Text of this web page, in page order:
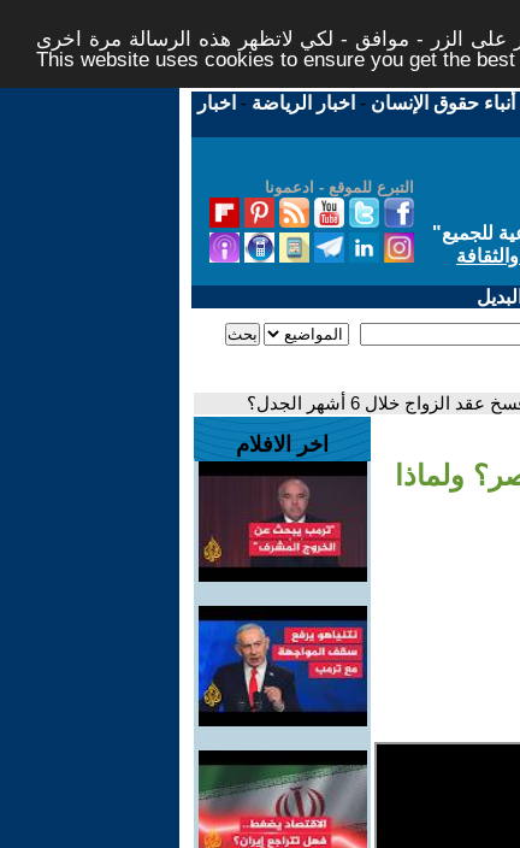
على الزر - موافق - لكي لاتظهر هذه الرسالة مرة اخرى -
This website uses cookies to ensure you get the
أنباء حقوق الإنسان - اخبار الرياضة - اخبار
التبرع للموقع - ادعمونا
للجميع"
خلال 6 أشهر الجدل؟
ولماذا
اخر الافلام